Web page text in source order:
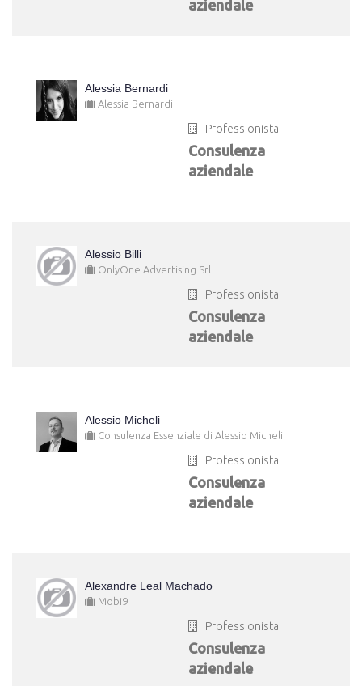
aziendale
Alessia Bernardi
Alessia Bernardi
Professionista
Consulenza
aziendale
Alessio Billi
OnlyOne Advertising Srl
Professionista
Consulenza
aziendale
Alessio Micheli
Consulenza Essenziale di Alessio Micheli
Professionista
Consulenza
aziendale
Alexandre Leal Machado
Mobi9
Professionista
Consulenza
aziendale